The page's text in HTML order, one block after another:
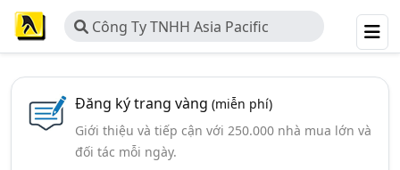
Công Ty TNHH Asia Pacific
Engravers (Việt Nam)
Đăng ký trang vàng (miễn phí)
Giới thiệu và tiếp cận với 250.000 nhà mua lớn và
đối tác mỗi ngày.